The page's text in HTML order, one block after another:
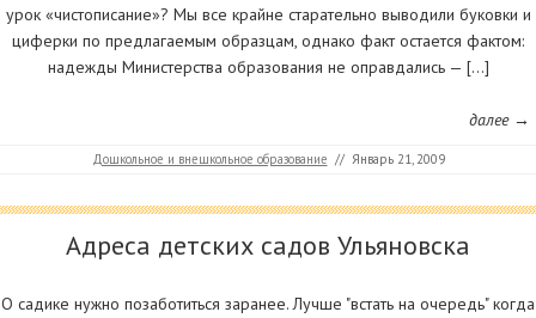
урок «чистописание»? Мы все крайне старательно выводили буковки и
циферки по предлагаемым образцам, однако факт остается фактом:
надежды Министерства образования не оправдались — […]
далее →
Дошкольное и внешкольное образование // Январь 21, 2009
Адреса детских садов Ульяновска
О садике нужно позаботиться заранее. Лучше "встать на очередь" когда